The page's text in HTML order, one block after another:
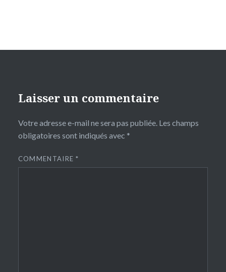
Laisser un commentaire
Votre adresse e-mail ne sera pas publiée. Les champs
obligatoires sont indiqués avec *
COMMENTAIRE*